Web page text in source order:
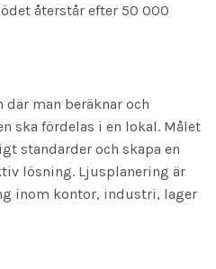
återstår efter 50 000
man beräknar och
ska fördelas i en lokal. Målet
standarder och skapa en
lösning. Ljusplanering är
inom kontor, industri, lager